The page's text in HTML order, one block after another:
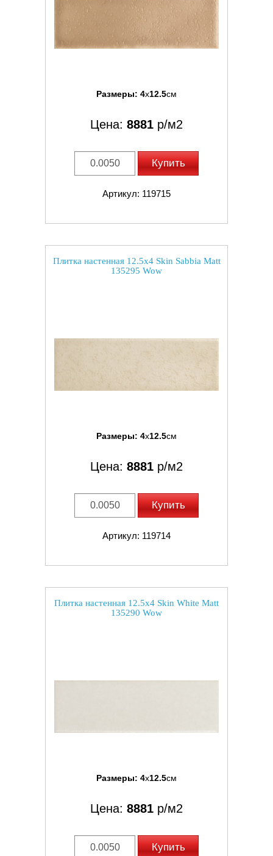
Размеры: 4x12.5см
Цена: 8881 р/м2
Купить
Артикул: 119715
Плитка настенная 12.5x4 Skin Sabbia Matt
135295 Wow
Размеры: 4x12.5см
Цена: 8881 р/м2
Купить
Артикул: 119714
Плитка настенная 12.5x4 Skin White Matt
135290 Wow
Размеры: 4x12.5см
Цена: 8881 р/м2
Купить